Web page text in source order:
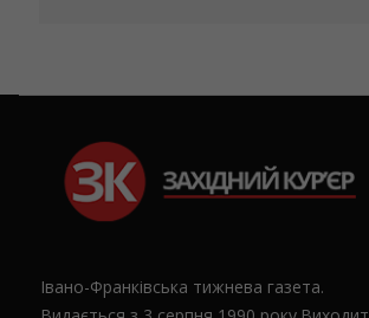
Івано-Франківська тижнева газета.
Видається з 3 серпня 1990 року.Виходить